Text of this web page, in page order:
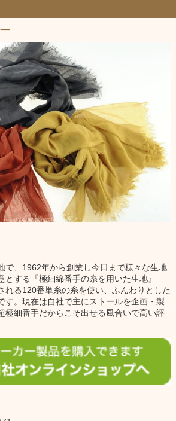
で、1962年から創業し今日まで様々な生地
とする『極細綿番手の糸を用いた生地』
れる120番単糸の糸を使い、ふんわりとした
す。現在は自社で主にストールを企画・製
極細番手だからこそ出せる風合いで高い評